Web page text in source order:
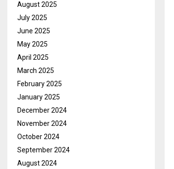
August 2025
July 2025
June 2025
May 2025
April 2025
March 2025
February 2025
January 2025
December 2024
November 2024
October 2024
September 2024
August 2024